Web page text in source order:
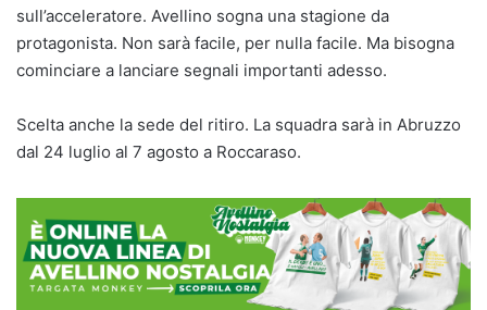
sull’acceleratore. Avellino sogna una stagione da
protagonista. Non sarà facile, per nulla facile. Ma bisogna
cominciare a lanciare segnali importanti adesso.
Scelta anche la sede del ritiro. La squadra sarà in Abruzzo
dal 24 luglio al 7 agosto a Roccaraso.